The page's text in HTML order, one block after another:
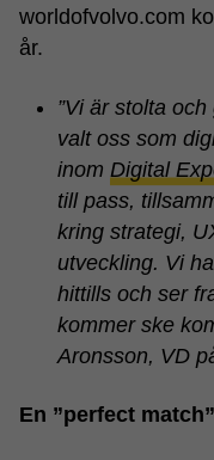
worldofvolvo.com
år.
”Vi är stolta
valt oss som
inom Digital
till pass,
kring strategi,
utveckling. Vi
hittills och ser
kommer ske
Aronsson, VD
En ”perfect match”